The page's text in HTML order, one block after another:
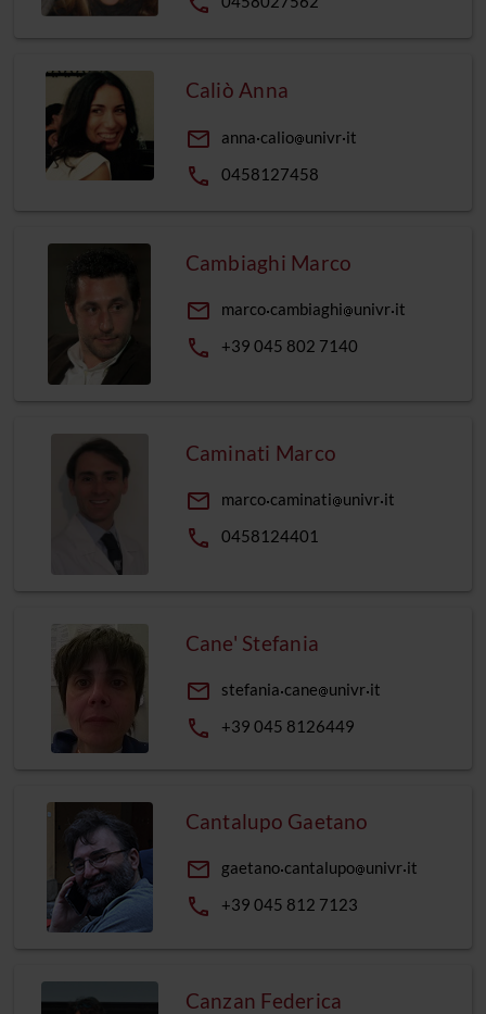
Caliò Anna
email anna calio univr it
phone 0458127458
Cambiaghi Marco
email marco cambiaghi univr it
phone +39 045 802 7140
Caminati Marco
email marco caminati univr it
phone 0458124401
Cane' Stefania
email stefania cane univr it
phone +39 045 8126449
Cantalupo Gaetano
email gaetano cantalupo univr it
phone +39 045 812 7123
Canzan Federica